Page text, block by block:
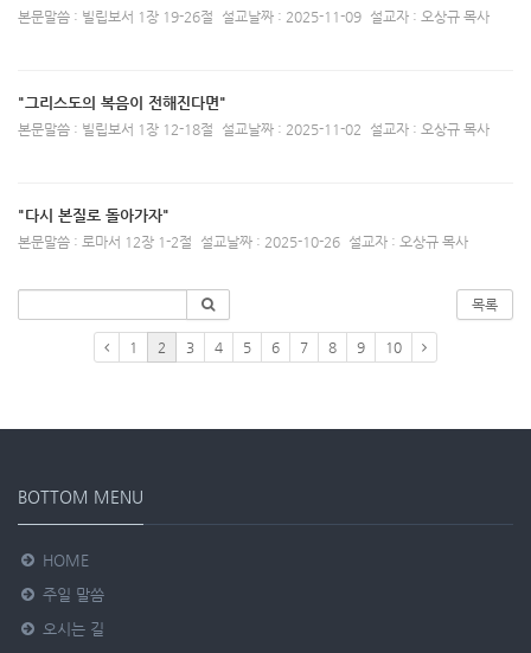
본문말씀 : 빌립보서 1장 19-26절 설교날짜 : 2025-11-09 설교자 : 오상규 목사
"그리스도의 복음이 전해진다면"
본문말씀 : 빌립보서 1장 12-18절 설교날짜 : 2025-11-02 설교자 : 오상규 목사
"다시 본질로 돌아가자"
본문말씀 : 로마서 12장 1-2절 설교날짜 : 2025-10-26 설교자 : 오상규 목사
목록
1 2 3 4 5 6 7 8 9 10
BOTTOM MENU
HOME
주일 말씀
오시는 길